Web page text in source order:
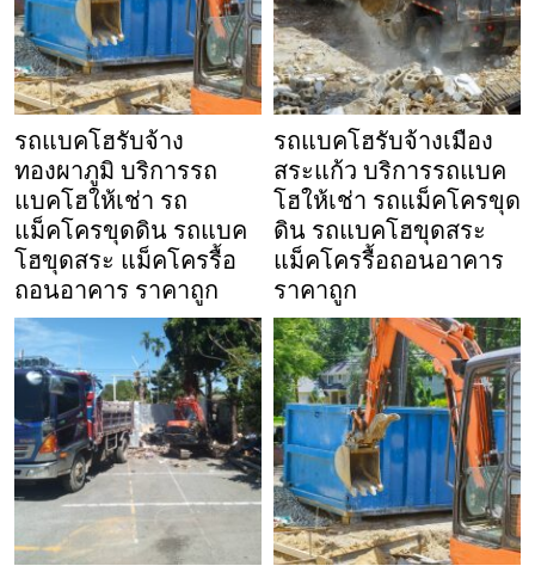
รถแบคโฮรับจ้าง
ทองผาภูมิ บริการรถ
แบคโฮให้เช่า รถ
แม็คโครขุดดิน รถแบค
โฮขุดสระ แม็คโครรื้อ
ถอนอาคาร ราคาถูก
รถแบคโฮรับจ้างเมือง
สระแก้ว บริการรถแบค
โฮให้เช่า รถแม็คโครขุด
ดิน รถแบคโฮขุดสระ
แม็คโครรื้อถอนอาคาร
ราคาถูก